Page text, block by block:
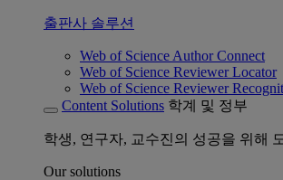
출판사 솔루션
Web of Science Author Connect
Web of Science Reviewer Locator
Web of Science Reviewer
Content Solutions 학계 및 정부
학생, 연구자, 교수진의 성공을 위해
Our solutions